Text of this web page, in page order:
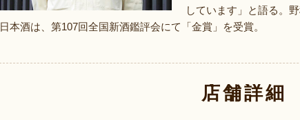
しています」と語る。
日本酒は、第107回全国新酒鑑評会にて「金賞」を受賞。
店舗詳細
『やまきん果樹園』